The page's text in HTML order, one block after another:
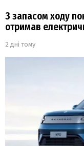
З запасом ходу
отримав
2 дні тому